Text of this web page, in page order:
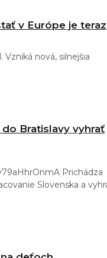
v Európe je teraz
nová, silnejšia
Bratislavy vyhrať
Prichádza
Slovenska a